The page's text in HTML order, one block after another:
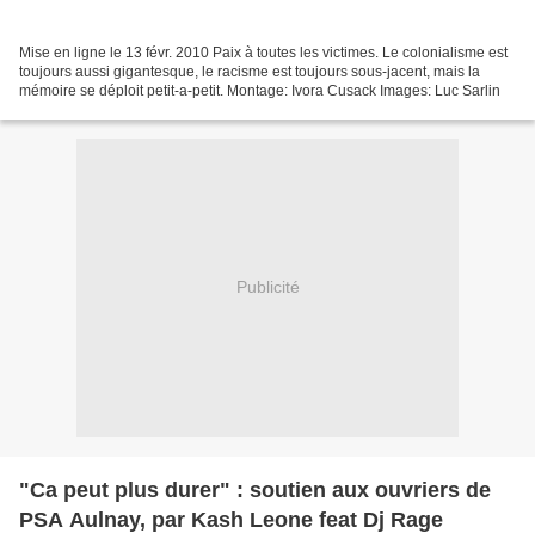
Mise en ligne le 13 févr. 2010 Paix à toutes les victimes. Le colonialisme est
toujours aussi gigantesque, le racisme est toujours sous-jacent, mais la
mémoire se déploit petit-a-petit. Montage: Ivora Cusack Images: Luc Sarlin
Publicité
"Ca peut plus durer" : soutien aux ouvriers de
PSA Aulnay, par Kash Leone feat Dj Rage